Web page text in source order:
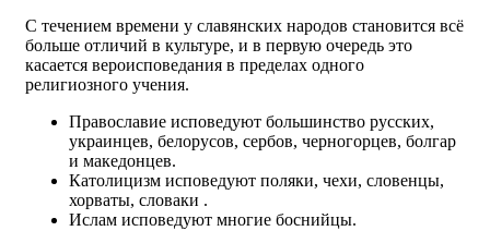
С течением времени у славянских народов становится всё
больше отличий в культуре, и в первую очередь это
касается вероисповедания в пределах одного
религиозного учения.
Православие исповедуют большинство русских,
украинцев, белорусов, сербов, черногорцев, болгар
и македонцев.
Католицизм исповедуют поляки, чехи, словенцы,
хорваты, словаки .
Ислам исповедуют многие боснийцы.